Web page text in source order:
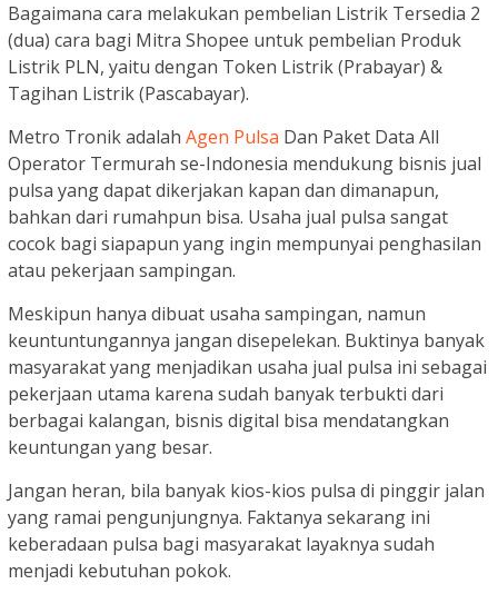
Bagaimana cara melakukan pembelian Listrik Tersedia 2
(dua) cara bagi Mitra Shopee untuk pembelian Produk
Listrik PLN, yaitu dengan Token Listrik (Prabayar) &
Tagihan Listrik (Pascabayar).
Metro Tronik adalah Agen Pulsa Dan Paket Data All
Operator Termurah se-Indonesia mendukung bisnis jual
pulsa yang dapat dikerjakan kapan dan dimanapun,
bahkan dari rumahpun bisa. Usaha jual pulsa sangat
cocok bagi siapapun yang ingin mempunyai penghasilan
atau pekerjaan sampingan.
Meskipun hanya dibuat usaha sampingan, namun
keuntuntungannya jangan disepelekan. Buktinya banyak
masyarakat yang menjadikan usaha jual pulsa ini sebagai
pekerjaan utama karena sudah banyak terbukti dari
berbagai kalangan, bisnis digital bisa mendatangkan
keuntungan yang besar.
Jangan heran, bila banyak kios-kios pulsa di pinggir jalan
yang ramai pengunjungnya. Faktanya sekarang ini
keberadaan pulsa bagi masyarakat layaknya sudah
menjadi kebutuhan pokok.